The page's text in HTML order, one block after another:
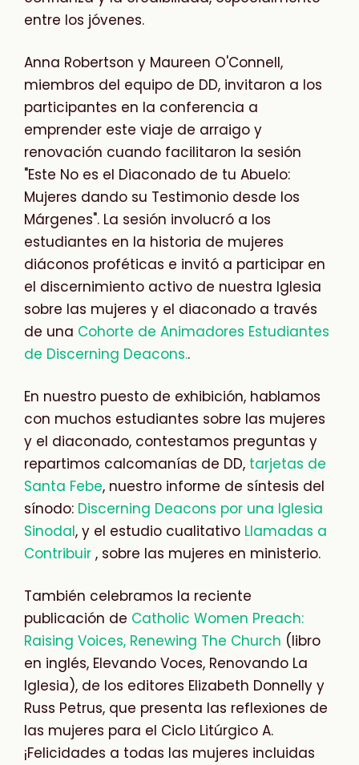
entre los jóvenes.
Anna Robertson y Maureen O'Connell,
miembros del equipo de DD, invitaron a los
participantes en la conferencia a
emprender este viaje de arraigo y
renovación cuando facilitaron la sesión
"Este No es el Diaconado de tu Abuelo:
Mujeres dando su Testimonio desde los
Márgenes". La sesión involucró a los
estudiantes en la historia de mujeres
diáconos proféticas e invitó a participar en
el discernimiento activo de nuestra Iglesia
sobre las mujeres y el diaconado a través
de una Cohorte de Animadores Estudiantes
de Discerning Deacons..
En nuestro puesto de exhibición, hablamos
con muchos estudiantes sobre las mujeres
y el diaconado, contestamos preguntas y
repartimos calcomanías de DD, tarjetas de
Santa Febe, nuestro informe de síntesis del
sínodo: Discerning Deacons por una Iglesia
Sinodal, y el estudio cualitativo Llamadas a
Contribuir , sobre las mujeres en ministerio.
También celebramos la reciente
publicación de Catholic Women Preach:
Raising Voices, Renewing The Church (libro
en inglés, Elevando Voces, Renovando La
Iglesia), de los editores Elizabeth Donnelly y
Russ Petrus, que presenta las reflexiones de
las mujeres para el Ciclo Litúrgico A.
¡Felicidades a todas las mujeres incluidas